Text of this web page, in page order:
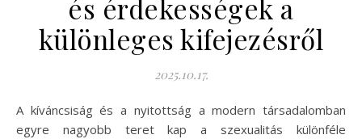
és érdekességek a
különleges kifejezésről
2025.10.17.
A kíváncsiság és a nyitottság a modern társadalomban
egyre nagyobb teret kap a szexualitás különféle